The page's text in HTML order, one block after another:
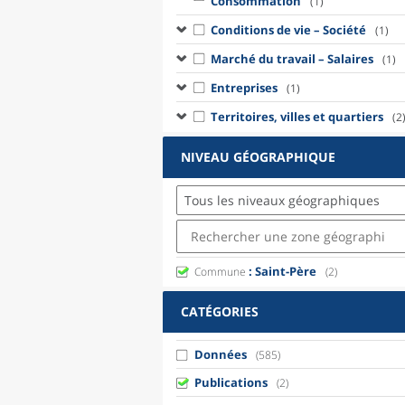
Conditions de vie – Société (1)
Marché du travail – Salaires (1)
Entreprises (1)
Territoires, villes et quartiers (2)
NIVEAU GÉOGRAPHIQUE
Tous les niveaux géographiques
Commune : Saint-Père (2)
CATÉGORIES
Données (585)
Publications (2)